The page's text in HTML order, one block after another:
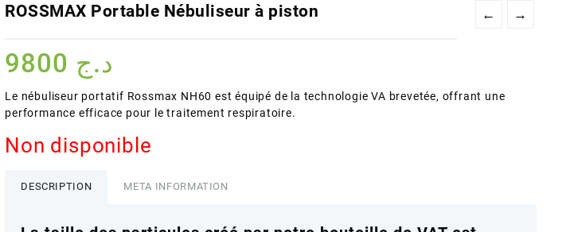
← →
ROSSMAX Portable Nébuliseur à piston
د.ج
Le nébuliseur portatif Rossmax NH60est équipé de la technologie VA brevetée, offrant une
performance efficace pour le traitement respiratoire.
Non disponible
DESCRIPTION META INFORMATION